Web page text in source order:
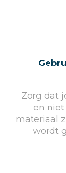
Zorg dat
en
materiaal
wordt